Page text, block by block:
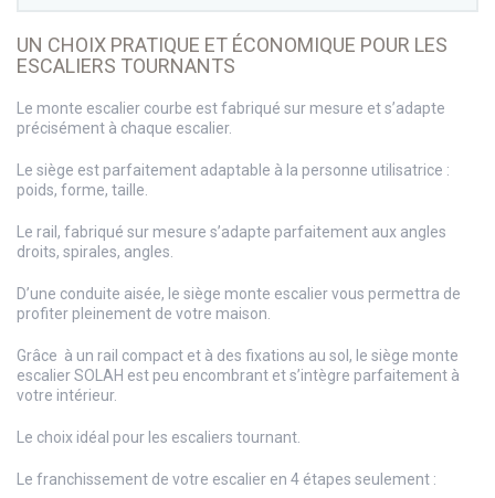
UN CHOIX PRATIQUE ET ÉCONOMIQUE POUR LES
ESCALIERS TOURNANTS
Le monte escalier courbe est fabriqué sur mesure et s’adapte
précisément à chaque escalier.
Le siège est parfaitement adaptable à la personne utilisatrice :
poids, forme, taille.
Le rail, fabriqué sur mesure s’adapte parfaitement aux angles
droits, spirales, angles.
D’une conduite aisée, le siège monte escalier vous permettra de
profiter pleinement de votre maison.
Grâce à un rail compact et à des fixations au sol, le siège monte
escalier SOLAH est peu encombrant et s’intègre parfaitement à
votre intérieur.
Le choix idéal pour les escaliers tournant.
Le franchissement de votre escalier en 4 étapes seulement :